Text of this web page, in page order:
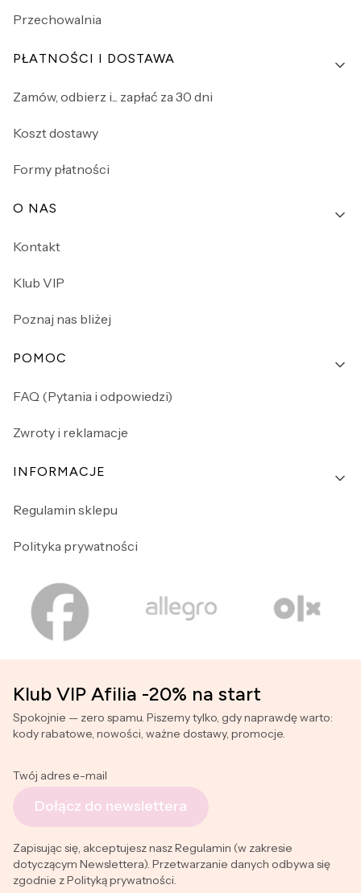
Przechowalnia
PŁATNOŚCI I DOSTAWA
Zamów, odbierz i... zapłać za 30 dni
Koszt dostawy
Formy płatności
O NAS
Kontakt
Klub VIP
Poznaj nas bliżej
POMOC
FAQ (Pytania i odpowiedzi)
Zwroty i reklamacje
INFORMACJE
Regulamin sklepu
Polityka prywatności
Klub VIP Afilia -20% na start
Spokojnie — zero spamu. Piszemy tylko, gdy naprawdę warto:
kody rabatowe, nowości, ważne dostawy, promocje.
Twój adres e-mail
Dołącz do newslettera
Zapisując się, akceptujesz nasz Regulamin (w zakresie
dotyczącym Newslettera). Przetwarzanie danych odbywa się
zgodnie z Polityką prywatności.